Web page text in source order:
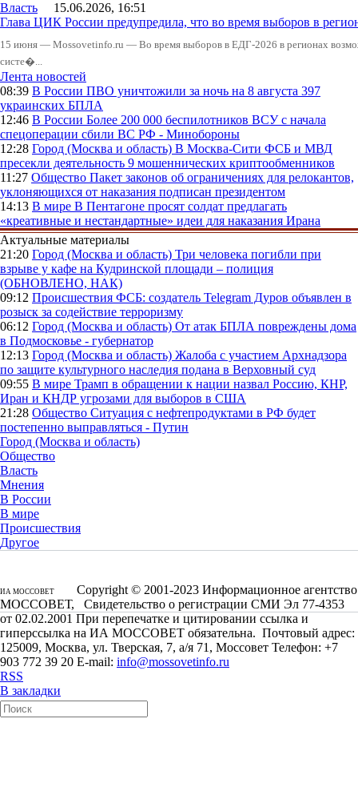
Власть 15.06.2026, 16:51
Глава ЦИК России предупредила, что во время выборов в
15 июня — Mossovetinfo.ru — Во время выборов в ЕДГ-2026 в регионах
систе�...
Лента новостей
08:39 В России ПВО уничтожили за ночь на 8 августа 397
украинских БПЛА
12:46 В России Более 200 000 беспилотников ВСУ с начала
спецоперации сбили ВС РФ - Минобороны
12:28 Город (Москва и область) В Москва-Сити ФСБ и МВД
пресекли деятельность 9 мошеннических криптообменников
11:27 Общество Пакет законов об ограничениях для релокантов,
уклоняющихся от наказания подписан президентом
14:13 В мире В Пентагоне просят солдат предлагать
«креативные и нестандартные» идеи для наказания Ирана
Актуальные материалы
21:20 Город (Москва и область) Три человека погибли при
взрыве у кафе на Кудринской площади – полиция
(ОБНОВЛЕНО, НАК)
09:12 Происшествия ФСБ: создатель Telegram Дуров объявлен в
розыск за содействие терроризму
06:12 Город (Москва и область) От атак БПЛА повреждены дома
в Подмосковье - губернатор
12:13 Город (Москва и область) Жалоба с участием Архнадзора
по защите культурного наследия подана в Верховный суд
09:55 В мире Трамп в обращении к нации назвал Россию, КНР,
Иран и КНДР угрозами для выборов в США
21:28 Общество Ситуация с нефтепродуктами в РФ будет
постепенно выправляться - Путин
Город (Москва и область)
Общество
Власть
Мнения
В России
В мире
Происшествия
Другое
ИА МОССОВЕТ
Copyright © 2001-2023 Информационное агентство
МОССОВЕТ, Свидетельство о регистрации СМИ Эл 77-4353
от 02.02.2001 При перепечатке и цитировании ссылка и
гиперссылка на ИА МОССОВЕТ обязательна. Почтовый адрес:
125009, Москва, ул. Тверская, 7, а/я 71, Моссовет Телефон: +7
903 772 39 20 E-mail: info@mossovetinfo.ru
RSS
В закладки